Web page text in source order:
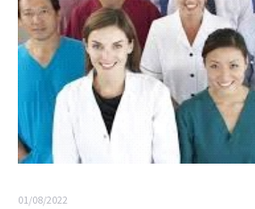
01/08/2022